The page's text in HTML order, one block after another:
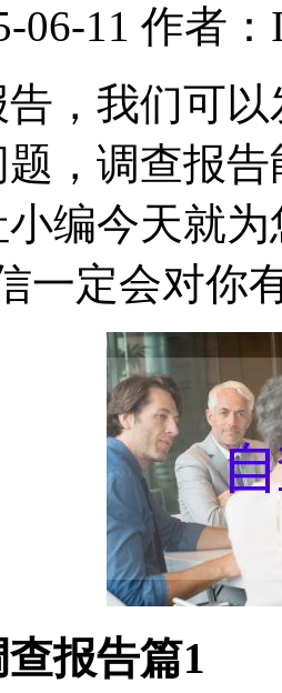
06-11 作者：
，我们可
，调查报
编今天就
一定会对你
报告篇1